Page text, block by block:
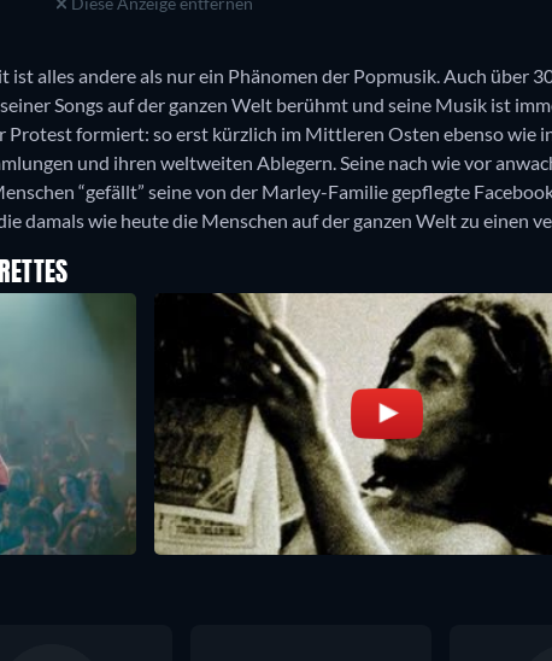
alles andere als nur ein Phänomen der Popmusik. Auch über
Songs auf der ganzen Welt berühmt und seine Musik ist
Protest formiert: so erst kürzlich im Mittleren Osten ebenso wie
und ihren weltweiten Ablegern. Seine nach wie vor
“gefällt” seine von der Marley-Familie gepflegte
damals wie heute die Menschen auf der ganzen Welt zu einen